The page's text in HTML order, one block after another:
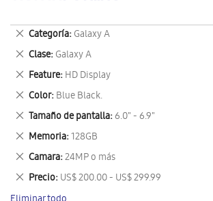
Categoría Galaxy A
Eliminar
este
artículo
Clase Galaxy A
Eliminar
este
artículo
Feature HD Display
Eliminar
este
artículo
Color Blue Black.
Eliminar
este
artículo
Tamaño de pantalla 6.0" - 6.9"
Eliminar
este
artículo
Memoria 128GB
Eliminar
este
artículo
Camara 24MP o más
Eliminar
este
artículo
Precio US$ 200.00 - US$ 299.99
Eliminar
este